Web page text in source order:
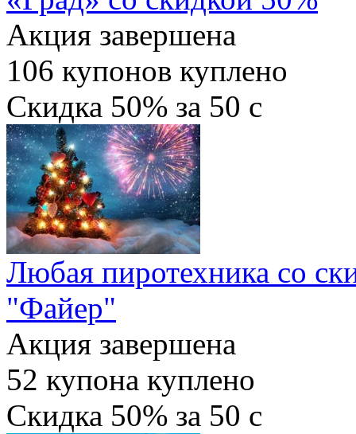
Акция завершена
106 купонов куплено
Скидка 50% за 50 c
Любая пиротехника со
"Файер"
Акция завершена
52 купона куплено
Скидка 50% за 50 c